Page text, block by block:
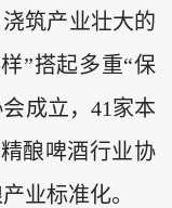
筑产业壮大的
”搭起多重“保
成立，41家本
酿啤酒行业协
业标准化。